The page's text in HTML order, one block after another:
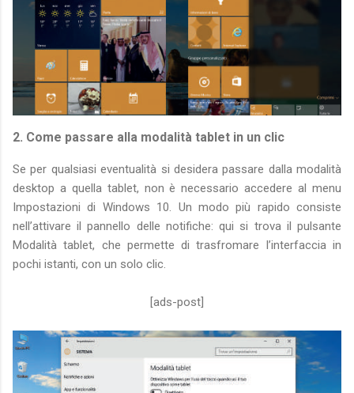
2. Come passare alla modalità tablet in un clic
Se per qualsiasi eventualità si desidera passare dalla modalità
desktop a quella tablet, non è necessario accedere al menu
Impostazioni di Windows 10. Un modo più rapido consiste
nell’attivare il pannello delle notifiche: qui si trova il pulsante
Modalità tablet, che permette di trasfromare l’interfaccia in
pochi istanti, con un solo clic.
[ads-post]